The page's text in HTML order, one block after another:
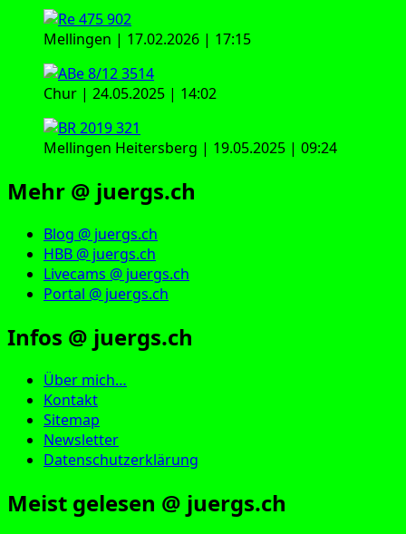
Mellingen | 17.02.2026 | 17:15
Chur | 24.05.2025 | 14:02
Mellingen Heitersberg | 19.05.2025 | 09:24
Mehr @ juergs.ch
Blog @ juergs.ch
HBB @ juergs.ch
Livecams @ juergs.ch
Portal @ juergs.ch
Infos @ juergs.ch
Über mich…
Kontakt
Sitemap
Newsletter
Datenschutzerklärung
Meist gelesen @ juergs.ch